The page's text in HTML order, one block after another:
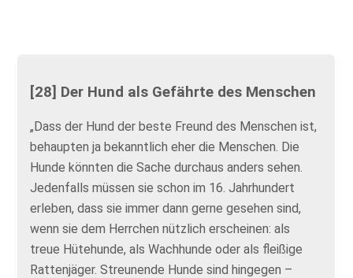
[28] Der Hund als Gefährte des Menschen
„Dass der Hund der beste Freund des Menschen ist,
behaupten ja bekanntlich eher die Menschen. Die
Hunde könnten die Sache durchaus anders sehen.
Jedenfalls müssen sie schon im 16. Jahrhundert
erleben, dass sie immer dann gerne gesehen sind,
wenn sie dem Herrchen nützlich erscheinen: als
treue Hütehunde, als Wachhunde oder als fleißige
Rattenjäger. Streunende Hunde sind hingegen –